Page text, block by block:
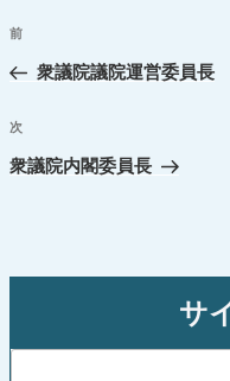
投
ナ
ビ
ゲ
過
去
投
稿
前
衆議院議院運営委員長
次
の
次
衆議院内閣委員長
サ